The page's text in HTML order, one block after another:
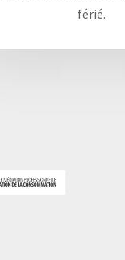
férié.